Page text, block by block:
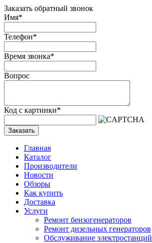
Заказать обратный звонок
Имя*
Телефон*
Время звонка*
Вопрос
Код с картинки*
Заказать
Главная
Каталог
Производители
Новости
Обзоры
Как купить
Доставка
Услуги
Ремонт бензогенераторов
Ремонт дизельных генераторов
Обслуживание электростанций